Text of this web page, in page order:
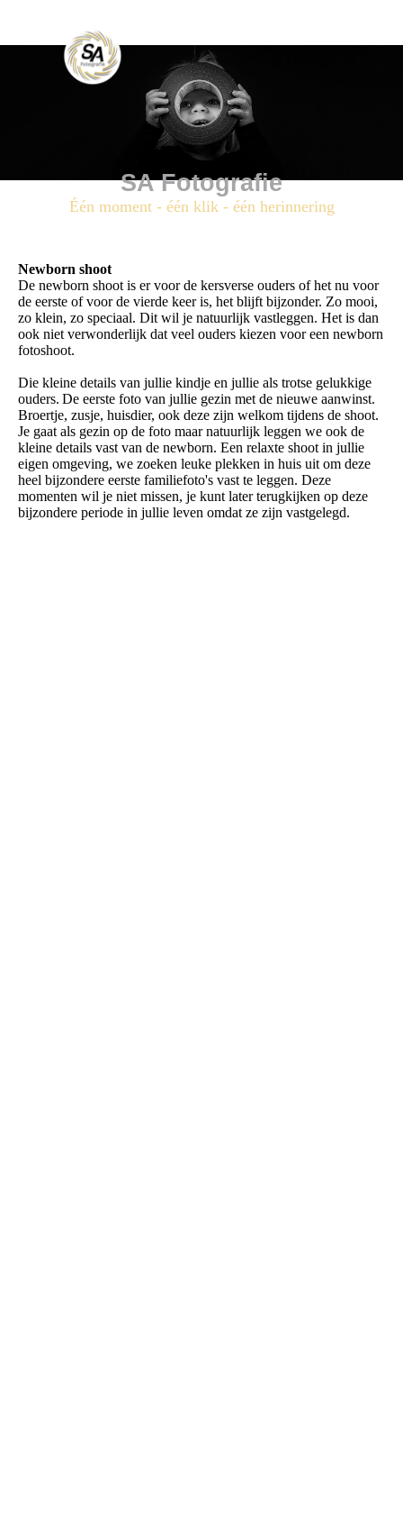
SA Fotografie
Één moment - één klik - één herinnering
Newborn shoot
De newborn shoot is er voor de kersverse ouders of het nu voor
de eerste of voor de vierde keer is, het blijft bijzonder. Zo mooi,
zo klein, zo speciaal. Dit wil je natuurlijk vastleggen. Het is dan
ook niet verwonderlijk dat veel ouders kiezen voor een newborn
fotoshoot.
Die kleine details van jullie kindje en jullie als trotse gelukkige
ouders. De eerste foto van jullie gezin met de nieuwe aanwinst.
Broertje, zusje, huisdier, ook deze zijn welkom tijdens de shoot.
Je gaat als gezin op de foto maar natuurlijk leggen we ook de
kleine details vast van de newborn. Een relaxte shoot in jullie
eigen omgeving, we zoeken leuke plekken in huis uit om deze
heel bijzondere eerste familiefoto's vast te leggen. Deze
momenten wil je niet missen, je kunt later terugkijken op deze
bijzondere periode in jullie leven omdat ze zijn vastgelegd.